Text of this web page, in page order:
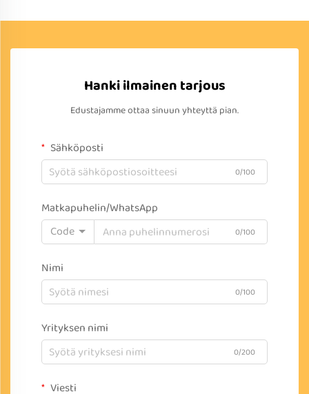
Hanki ilmainen tarjous
Edustajamme ottaa sinuun yhteyttä pian.
Sähköposti
0/100
Matkapuhelin/WhatsApp
Code
0/100
Nimi
0/100
Yrityksen nimi
0/200
Viesti